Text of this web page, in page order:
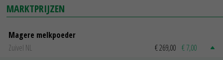
MARKTPRIJZEN
Magere melkpoeder
Zuivel NL
€ 269,00 € 7,00